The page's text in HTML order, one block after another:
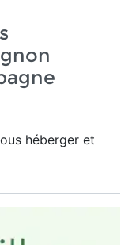
héberger et